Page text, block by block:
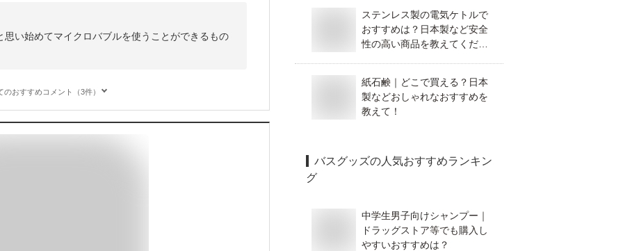
い始めてマイクロバブルを使うことができるもの
のおすすめコメント（3件）
ステンレス製の電気ケトルで
おすすめは？日本製など安全
性の高い商品を教えてくださ
紙石鹸｜どこで買える？日本
製などおしゃれなおすすめを
教えて！
バスグッズの人気おすすめランキン
グ
中学生男子向けシャンプー｜
ドラッグストア等でも購入し
やすいおすすめは？